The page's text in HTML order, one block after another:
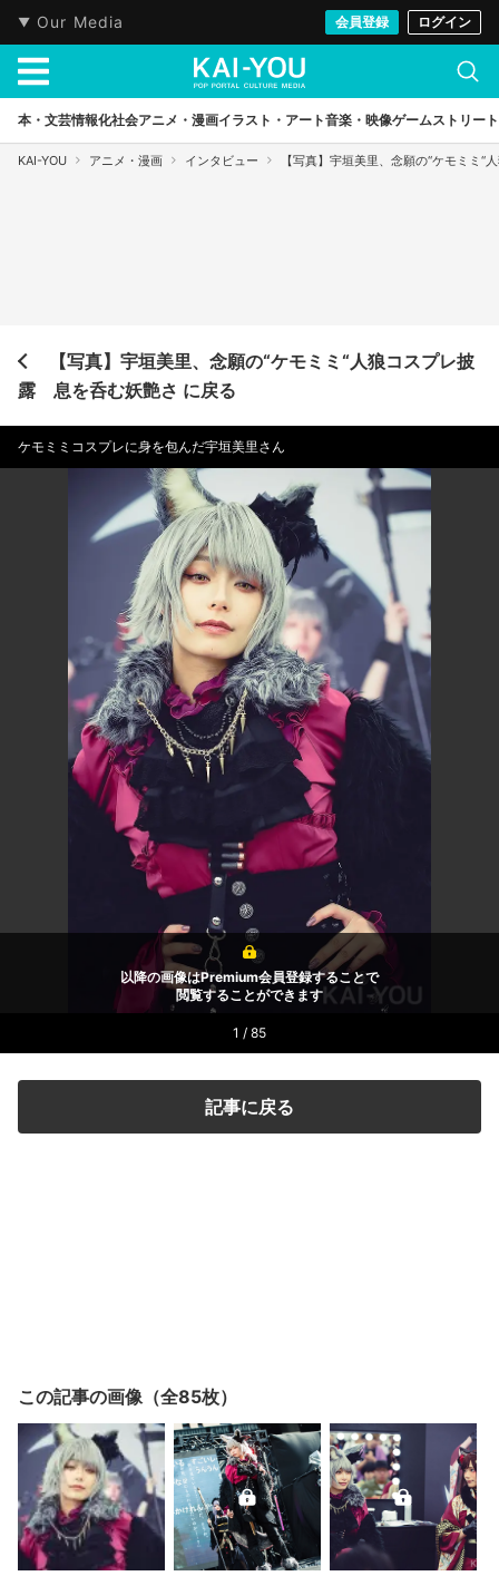
Our Media 会員登録 ログイン
本・文芸情報化社会アニメ・漫画イラスト・アート音楽・映像ゲームストリート
KAI-YOU アニメ・漫画 インタビュー 【写真】宇垣美里、念願の“ケモミミ
【写真】宇垣美里、念願の“ケモミミ“人狼コスプレ披
露 息を呑む妖艶さ に戻る
ケモミミコスプレに身を包んだ宇垣美里さん
以降の画像はPremium会員登録することで
閲覧することができます
1 / 85
記事に戻る
この記事の画像（全85枚）